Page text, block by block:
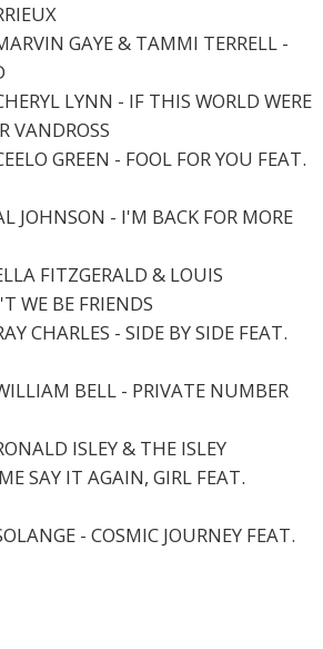
GAYE & TAMMI TERRELL -
LYNN - IF THIS WORLD WERE
VANDROSS
GREEN - FOOL FOR YOU FEAT.
JOHNSON - I'M BACK FOR MORE
FITZGERALD & LOUIS
WE BE FRIENDS
CHARLES - SIDE BY SIDE FEAT.
BELL - PRIVATE NUMBER
ISLEY & THE ISLEY
SAY IT AGAIN, GIRL FEAT.
- COSMIC JOURNEY FEAT.